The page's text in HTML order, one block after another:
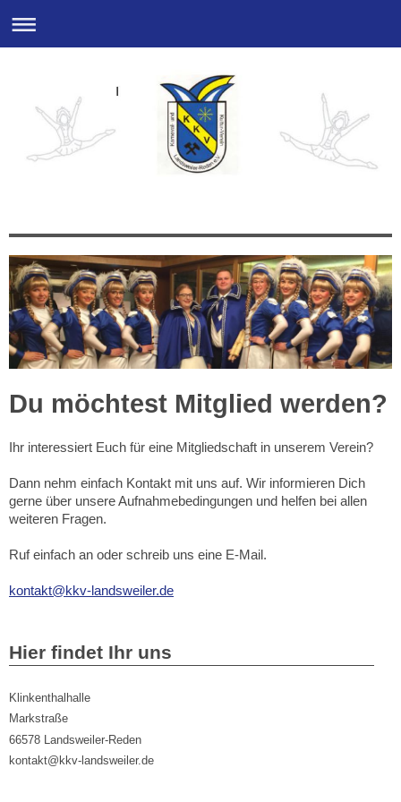
Du möchtest Mitglied werden?
Ihr interessiert Euch für eine Mitgliedschaft in unserem Verein?
Dann nehm einfach Kontakt mit uns auf. Wir informieren Dich
gerne über unsere Aufnahmebedingungen und helfen bei allen
weiteren Fragen.
Ruf einfach an oder schreib uns eine E-Mail.
kontakt@kkv-landsweiler.de
Hier findet Ihr uns
Klinkenthalhalle
Markstraße
66578 Landsweiler-Reden
kontakt@kkv-landsweiler.de